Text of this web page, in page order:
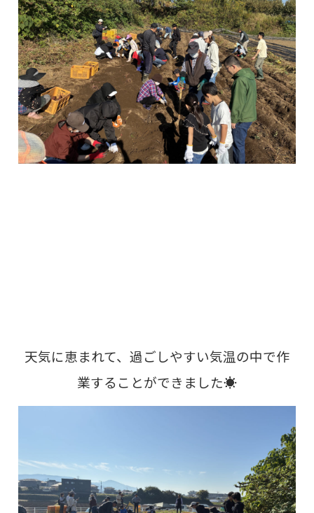
天気に恵まれて、過ごしやすい気温の中で作
業することができました☀️